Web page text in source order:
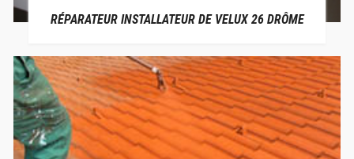
RÉPARATEUR INSTALLATEUR DE VELUX 26 DRÔME